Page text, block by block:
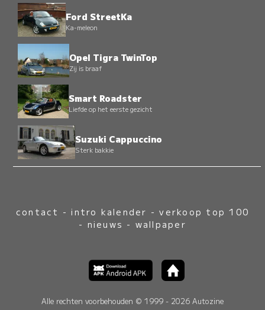
Ford StreetKa
Ka-meleon
Opel Tigra TwinTop
Zij is braaf
Smart Roadster
Liefde op het eerste gezicht
Suzuki Cappuccino
Sterk bakkie
contact -intro kalender -verkoop top 100
- nieuws - wallpaper
Alle rechten voorbehouden © 1999 - 2026 Autozine